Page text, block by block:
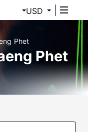
USD
Phet
Phet